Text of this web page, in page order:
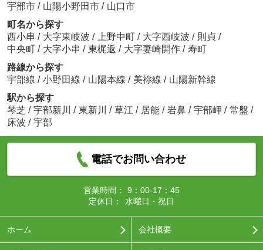
宇部市 / 山陽小野田市 / 山口市
町名から探す
西小串 / 大字東岐波 / 上野中町 / 大字西岐波 / 則貞 /
中央町 / 大字小串 / 東梶返 / 大字妻崎開作 / 寿町
路線から探す
宇部線 / 小野田線 / 山陽本線 / 美祢線 / 山陽新幹線
駅から探す
琴芝 / 宇部新川 / 東新川 / 草江 / 居能 / 岩鼻 / 宇部岬 / 常盤 /
床波 / 宇部
電話でお問い合わせ
営業時間：
9：00-17：45
定休日：
水曜日・祝日
ホーム 会社概要